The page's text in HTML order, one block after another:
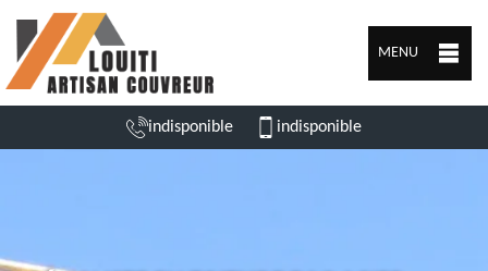
MENU
indisponible indisponible